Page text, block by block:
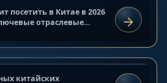
посетить в Китае в 2026
отраслевые
советы, как...
ЧИТАТЬ
китайские
имена и
китайских